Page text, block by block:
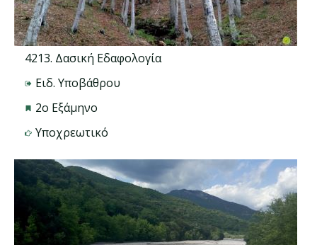
4213. Δασική Εδαφολογία
Ειδ. Υποβάθρου
2ο Εξάμηνο
Υποχρεωτικό